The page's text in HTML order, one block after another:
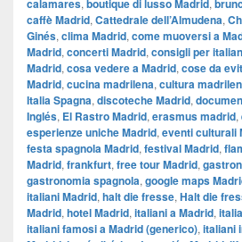
calamares, boutique di lusso Madrid,
caffè Madrid, Cattedrale dell’Almudena,
Ginés, clima Madrid, come muoversi a
Madrid, concerti Madrid, consigli per
Madrid, cosa vedere a Madrid, cose da
Madrid, cucina madrilena, cultura
Italia Spagna, discoteche Madrid,
Inglés, El Rastro Madrid, erasmus madrid,
esperienze uniche Madrid, eventi culturali
festa spagnola Madrid, festival Madrid,
Madrid, frankfurt, free tour Madrid,
gastronomia spagnola, google maps
italiani Madrid, halt die fresse, Halt die
Madrid, hotel Madrid, italiani a Madrid,
italiani famosi a Madrid (generico), italiani